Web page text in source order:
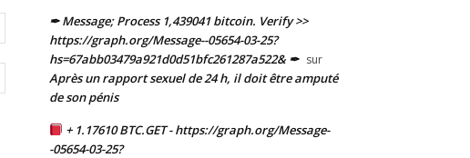
:*
:
✒ Message; Process 1,439041 bitcoin. Verify >>
https://graph.org/Message--05654-03-25?
hs=67abb03479a921d0d51bfc261287a522& ✒ sur
Après un rapport sexuel de 24 h, il doit être amputé
de son pénis
+ 1.17610 BTC.GET - https://graph.org/Message-
-05654-03-25?